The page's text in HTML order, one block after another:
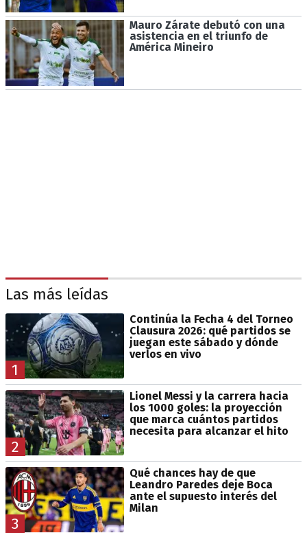
Mauro Zárate debutó con una
asistencia en el triunfo de
América Mineiro
Las más leídas
1
Continúa la Fecha 4 del Torneo
Clausura 2026: qué partidos se
juegan este sábado y dónde
verlos en vivo
2
Lionel Messi y la carrera hacia
los 1000 goles: la proyección
que marca cuántos partidos
necesita para alcanzar el hito
3
Qué chances hay de que
Leandro Paredes deje Boca
ante el supuesto interés del
Milan